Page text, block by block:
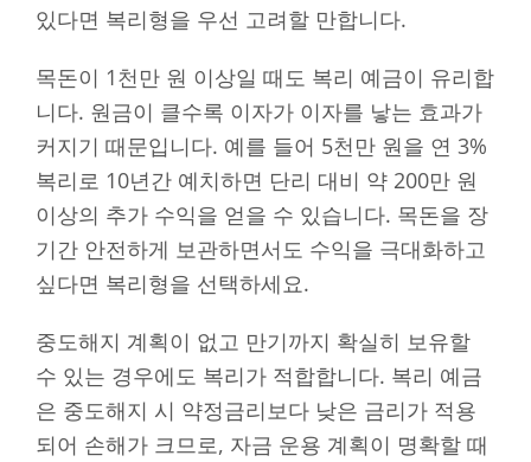
있다면 복리형을 우선 고려할 만합니다.
목돈이 1천만 원 이상일 때도 복리 예금이 유리합
니다. 원금이 클수록 이자가 이자를 낳는 효과가
커지기 때문입니다. 예를 들어 5천만 원을 연 3%
복리로 10년간 예치하면 단리 대비 약 200만 원
이상의 추가 수익을 얻을 수 있습니다. 목돈을 장
기간 안전하게 보관하면서도 수익을 극대화하고
싶다면 복리형을 선택하세요.
중도해지 계획이 없고 만기까지 확실히 보유할
수 있는 경우에도 복리가 적합합니다. 복리 예금
은 중도해지 시 약정금리보다 낮은 금리가 적용
되어 손해가 크므로, 자금 운용 계획이 명확할 때